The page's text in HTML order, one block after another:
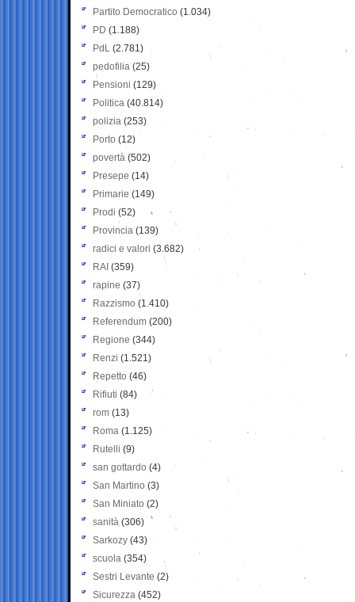
Partito Democratico (1.034)
PD (1.188)
PdL (2.781)
pedofilia (25)
Pensioni (129)
Politica (40.814)
polizia (253)
Porto (12)
povertà (502)
Presepe (14)
Primarie (149)
Prodi (52)
Provincia (139)
radici e valori (3.682)
RAI (359)
rapine (37)
Razzismo (1.410)
Referendum (200)
Regione (344)
Renzi (1.521)
Repetto (46)
Rifiuti (84)
rom (13)
Roma (1.125)
Rutelli (9)
san gottardo (4)
San Martino (3)
San Miniato (2)
sanità (306)
Sarkozy (43)
scuola (354)
Sestri Levante (2)
Sicurezza (452)